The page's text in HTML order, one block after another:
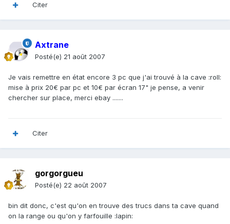
Citer
Axtrane
Posté(e) 21 août 2007
Je vais remettre en état encore 3 pc que j'ai trouvé à la cave :roll:
mise à prix 20€ par pc et 10€ par écran 17" je pense, a venir
chercher sur place, merci ebay .......
Citer
gorgorgueu
Posté(e) 22 août 2007
bin dit donc, c'est qu'on en trouve des trucs dans ta cave quand
on la range ou qu'on y farfouille :lapin: